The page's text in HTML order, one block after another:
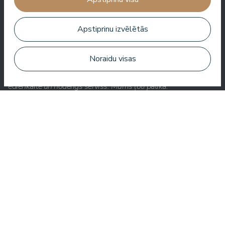
Ļoti labs SPA, brīnišķīgas procedūras, labi numuri, garšīga
ēdienkarte un noderīgs serviss. Mums ļoti patika.
Apstiprinu izvēlētās
Noraidu visas